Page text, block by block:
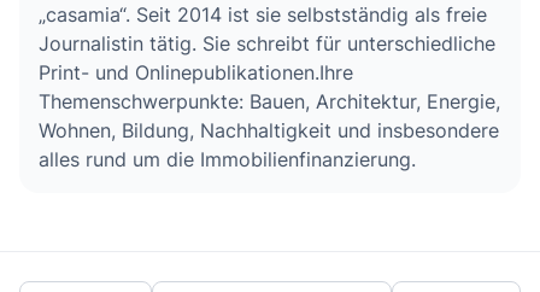
„casamia“. Seit 2014 ist sie selbstständig als freie
Journalistin tätig. Sie schreibt für unterschiedliche
Print- und Onlinepublikationen.Ihre
Themenschwerpunkte: Bauen, Architektur, Energie,
Wohnen, Bildung, Nachhaltigkeit und insbesondere
alles rund um die Immobilienfinanzierung.